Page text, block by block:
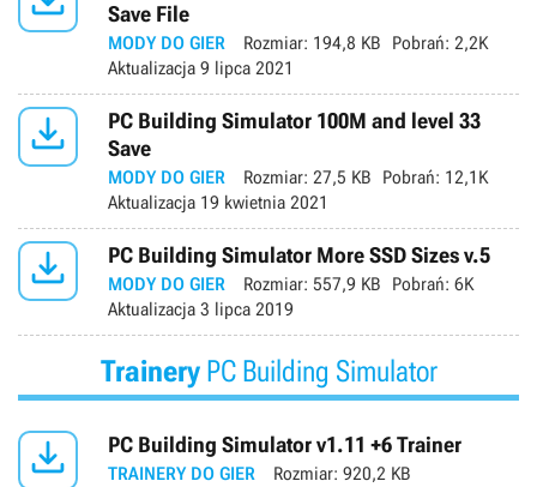
Save File
MODY DO GIER Rozmiar: 194,8 KB Pobrań: 2,2K
Aktualizacja 9 lipca 2021

PC Building Simulator 100M and level 33
Save
MODY DO GIER Rozmiar: 27,5 KB Pobrań: 12,1K
Aktualizacja 19 kwietnia 2021
 PC Building Simulator More SSD Sizes v.5
MODY DO GIER Rozmiar: 557,9 KB Pobrań: 6K
Aktualizacja 3 lipca 2019
TraineryPC Building Simulator
 PC Building Simulator v1.11 +6 Trainer
TRAINERY DO GIER Rozmiar: 920,2 KB